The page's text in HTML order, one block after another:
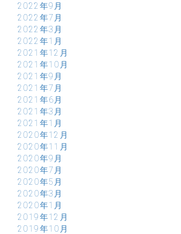
2022年9月
2022年7月
2022年3月
2022年1月
2021年12月
2021年10月
2021年9月
2021年7月
2021年6月
2021年3月
2021年1月
2020年12月
2020年11月
2020年9月
2020年7月
2020年5月
2020年3月
2020年1月
2019年12月
2019年10月